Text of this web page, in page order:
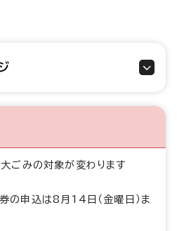
ごみの対象が変わります
の申込は8月14日（金曜日）ま